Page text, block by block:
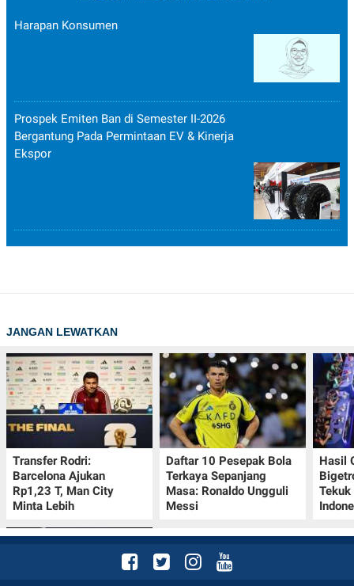
Harapan Konsumen
Prospek Emiten Ban di Semester II-2026
Bergantung Pada Permintaan EV & Kinerja
Ekspor
JANGAN LEWATKAN
Transfer Rodri:
Barcelona Ajukan
Rp1,23 T, Man City
Minta Lebih
Daftar 10 Pesepak Bola
Terkaya Sepanjang
Masa: Ronaldo Ungguli
Messi
Hasil